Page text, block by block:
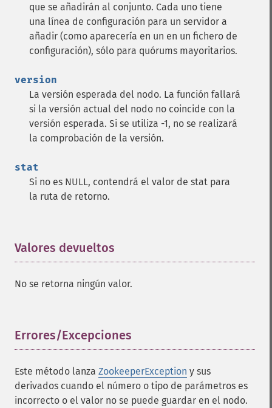
que se añadirán al conjunto. Cada uno tiene
una línea de configuración para un servidor a
añadir (como aparecería en un en un fichero de
configuración), sólo para quórums mayoritarios.
version
La versión esperada del nodo. La función fallará
si la versión actual del nodo no coincide con la
versión esperada. Si se utiliza -1, no se realizará
la comprobación de la versión.
stat
Si no es NULL, contendrá el valor de stat para
la ruta de retorno.
Valores devueltos
No se retorna ningún valor.
Errores/Excepciones
Este método lanza ZookeeperException y sus
derivados cuando el número o tipo de parámetros es
incorrecto o el valor no se puede guardar en el nodo.